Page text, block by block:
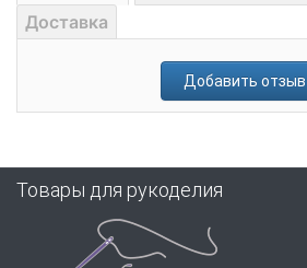
Доставка
Добавить отзыв
Товары для рукоделия